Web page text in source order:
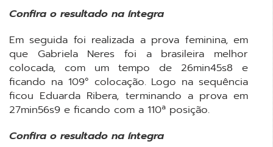
Confira o resultado na íntegra
Em seguida foi realizada a prova feminina, em
que Gabriela Neres foi a brasileira melhor
colocada, com um tempo de 26min45s8 e
ficando na 109° colocação. Logo na sequência
ficou Eduarda Ribera, terminando a prova em
27min56s9 e ficando com a 110ª posição.
Confira o resultado na íntegra